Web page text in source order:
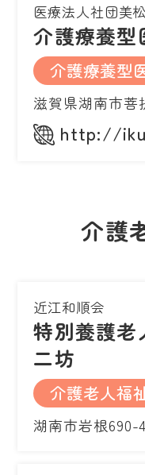
医療法人社団美
介護療養型
介護療養型
滋賀県湖南市菩
http://
介護
近江和順会
特別養護老
二坊
介護老人福
湖南市岩根690-4